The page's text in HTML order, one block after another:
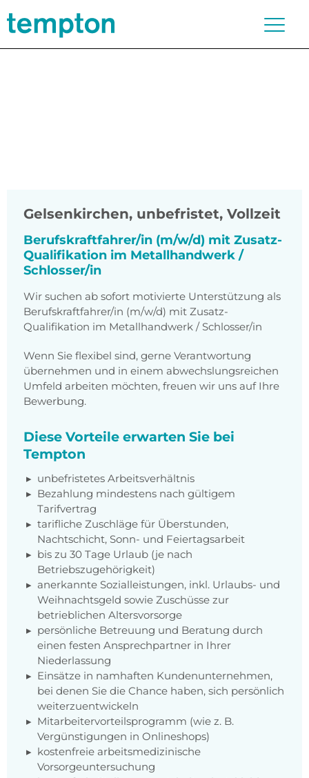
Gelsenkirchen, unbefristet, Vollzeit
Berufskraftfahrer/in (m/w/d) mit Zusatz-
Qualifikation im Metallhandwerk /
Schlosser/in
Wir suchen ab sofort motivierte Unterstützung als
Berufskraftfahrer/in (m/w/d) mit Zusatz-
Qualifikation im Metallhandwerk / Schlosser/in
Wenn Sie flexibel sind, gerne Verantwortung
übernehmen und in einem abwechslungsreichen
Umfeld arbeiten möchten, freuen wir uns auf Ihre
Bewerbung.
Diese Vorteile erwarten Sie bei
Tempton
unbefristetes Arbeitsverhältnis
Bezahlung mindestens nach gültigem
Tarifvertrag
tarifliche Zuschläge für Überstunden,
Nachtschicht, Sonn- und Feiertagsarbeit
bis zu 30 Tage Urlaub (je nach
Betriebszugehörigkeit)
anerkannte Sozialleistungen, inkl. Urlaubs- und
Weihnachtsgeld sowie Zuschüsse zur
betrieblichen Altersvorsorge
persönliche Betreuung und Beratung durch
einen festen Ansprechpartner in Ihrer
Niederlassung
Einsätze in namhaften Kundenunternehmen,
bei denen Sie die Chance haben, sich persönlich
weiterzuentwickeln
Mitarbeitervorteilsprogramm (wie z. B.
Vergünstigungen in Onlineshops)
kostenfreie arbeitsmedizinische
Vorsorgeuntersuchung